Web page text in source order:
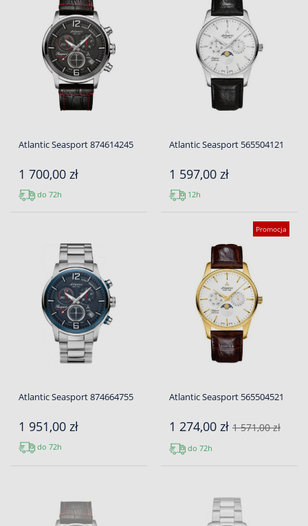
Atlantic Seasport 874614245
1 700,00 zł
do 72h
Atlantic Seasport 565504121
1 597,00 zł
12h
Atlantic Seasport 874664755
1 951,00 zł
do 72h
Promocja
Atlantic Seasport 565504521
1 274,00 zł 1 571,00 zł
do 72h